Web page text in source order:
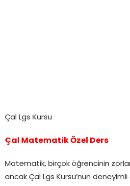
Çal Lgs Kursu
Çal Matematik Özel Ders
Matematik, birçok öğrencinin
ancak Çal Lgs Kursu’nun